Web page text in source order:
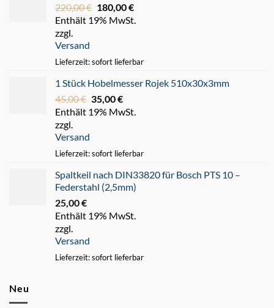
220,00€ Ursprünglicher
Preis
180,00€Aktueller
Preis
Enthält 19% MwSt.
zzgl.
Versand
Lieferzeit: sofort lieferbar
1 Stück Hobelmesser Rojek 510x30x3mm
45,00€ Ursprünglicher
Preis
35,00€Aktueller
Preis
Enthält 19% MwSt.
zzgl.
Versand
Lieferzeit: sofort lieferbar
Spaltkeil nach DIN33820 für Bosch PTS 10 –
Federstahl (2,5mm)
25,00€
Enthält 19% MwSt.
zzgl.
Versand
Lieferzeit: sofort lieferbar
Neu